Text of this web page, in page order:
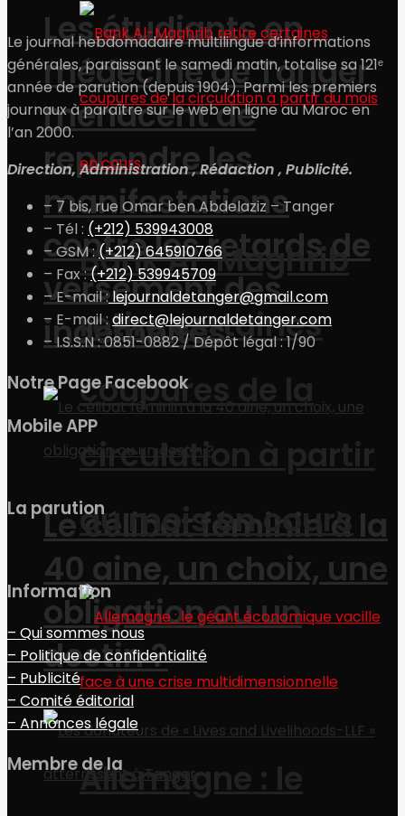
Les étudiants en
médecine de Tanger
menacent de
reprendre les
manifestations
contre les retards de
versement des
indemnités
Le célibat féminin à la
40 aine, un choix, une
obligation ou un
destin ?
Bank Al-Maghrib
retire certaines
coupures de la
circulation à partir
du mois en cours
Allemagne : le
Le journal hebdomadaire multilingue d’informations
générales, paraissant le samedi matin, totalise sa 121ᵉ
année de parution (depuis 1904). Parmi les premiers
journaux à paraître sur le web en ligne au Maroc en
l’an 2000.
Direction, Administration , Rédaction , Publicité.
– 7 bis, rue Omar ben Abdelaziz – Tanger
– Tél : (+212) 539943008
– GSM :(+212) 645910766
– Fax : (+212) 539945709
– E-mail :lejournaldetanger@gmail.com
– E-mail :direct@lejournaldetanger.com
– I.S.S.N : 0851-0882 / Dépôt légal : 1/90
Notre Page Facebook
Mobile APP
La parution
Information
– Qui sommes nous
– Politique de confidentialité
– Publicité
– Comité éditorial
– Annonces légale
Membre de la